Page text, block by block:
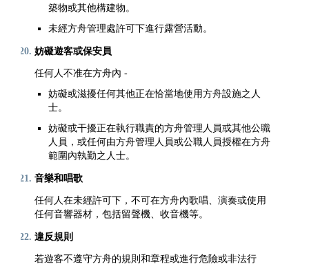
築物或其他構建物。
未經方舟管理處許可下進行露營活動。
妨礙遊客或保安員
任何人不准在方舟內 -
妨礙或滋擾任何其他正在恰當地使用方舟設施之人
士。
妨礙或干擾正在執行職責的方舟管理人員或其他公職
人員，或任何由方舟管理人員或公職人員授權在方舟
範圍內執勤之人士。
音樂和唱歌
任何人在未經許可下，不可在方舟內歌唱、演奏或使用
任何音響器材，包括留聲機、收音機等。
違反規則
若遊客不遵守方舟的規則和章程或進行危險或非法行